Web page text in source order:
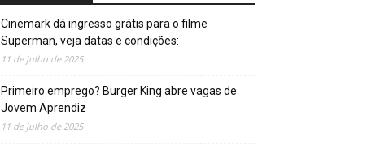
Cinemark dá ingresso grátis para o filme
Superman, veja datas e condições:
11 de julho de 2025
Primeiro emprego? Burger King abre vagas de
Jovem Aprendiz
11 de julho de 2025